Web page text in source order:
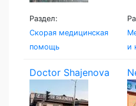
Раздел:
Скорая медицинская
помощь
и
Doctor Shajenova